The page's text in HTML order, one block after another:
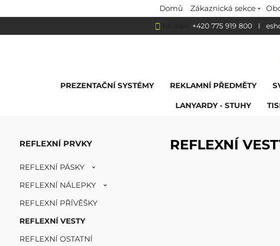
Domů Zákaznická sekce
+420 775 919 800I
PREZENTAČNÍ SYSTÉMY REKLAMNÍ PŘEDMĚTY
LANYARDY - STUHY
REFLEXNÍ PRVKY
REFLEXNÍ PÁSKY
REFLEXNÍ NÁLEPKY
REFLEXNÍ PŘÍVĚŠKY
REFLEXNÍ VESTY
REFLEXNÍ OSTATNÍ
REFLEXNÍ